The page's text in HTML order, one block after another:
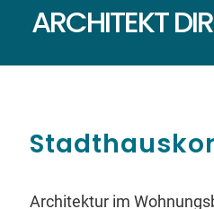
ARCHITEKT
Architektur im